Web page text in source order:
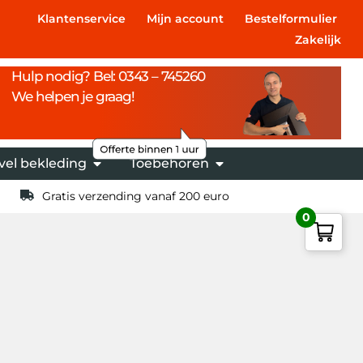
Klantenservice Mijn account
Bestelformulier
Zakelijk
Hulp nodig? Bel: 0343 – 745260
We helpen je graag!
bekleding Toebehoren
Gratis verzending vanaf 200 euro
0